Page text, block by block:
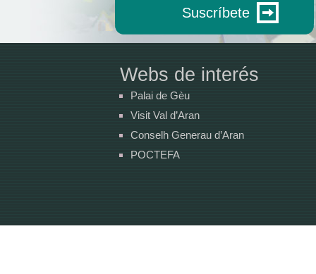
Suscríbete
Webs de interés
Palai de Gèu
Visit Val d’Aran
Conselh Generau d’Aran
POCTEFA